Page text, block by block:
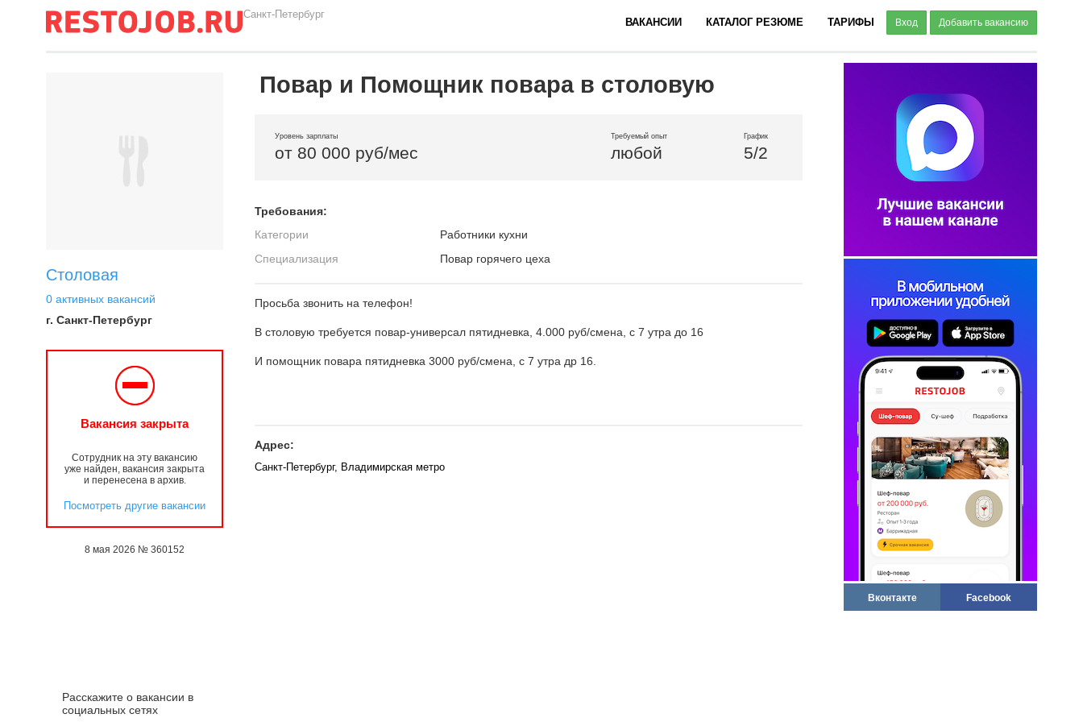
Санкт-Петербург
ВАКАНСИИ КАТАЛОГ РЕЗЮМЕ ТАРИФЫ Вход Добавить вакансию
Вконтакте Facebook
Столовая
0 активных вакансий
г. Санкт-Петербург
Вакансия закрыта
Сотрудник на эту вакансию
уже найден, вакансия закрыта
и перенесена в архив.
Посмотреть другие вакансии
8 мая 2026 № 360152
Повар и Помощник повара в столовую
Уровень зарплаты
от 80 000 руб/мес
Требуемый опыт
любой
График
5/2
Требования:
Категории
Работники кухни
Специализация
Повар горячего цеха
Просьба звонить на телефон!
В столовую требуется повар-универсал пятидневка, 4.000 руб/смена, с 7 утра до 16
И помощник повара пятидневка 3000 руб/смена, с 7 утра др 16.
Адрес:
Санкт-Петербург, Владимирская метро
Расскажите о вакансии в
социальных сетях